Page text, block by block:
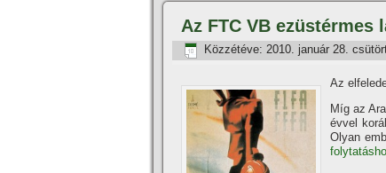
Az FTC VB ezüstérmes
Közzétéve: 2010. január 28.
Az
Mí­g az
évvel
Olyan